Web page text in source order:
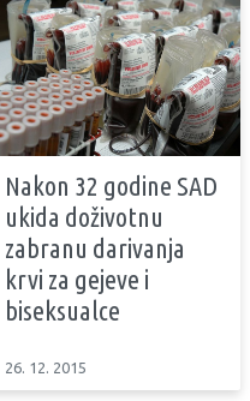
Nakon 32 godine SAD
ukida doživotnu
zabranu darivanja
krvi za gejeve i
biseksualce
26. 12. 2015